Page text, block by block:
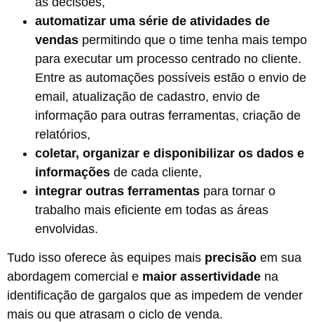
automatizar uma série de atividades de
vendas permitindo que o time tenha mais tempo
para executar um processo centrado no cliente.
Entre as automações possíveis estão o envio de
email, atualização de cadastro, envio de
informação para outras ferramentas, criação de
relatórios,
coletar, organizar e disponibilizar os dados e
informações de cada cliente,
integrar outras ferramentas para tornar o
trabalho mais eficiente em todas as áreas
envolvidas.
Tudo isso oferece às equipes mais precisão em sua
abordagem comercial e maior assertividade na
identificação de gargalos que as impedem de vender
mais ou que atrasam o ciclo de venda.